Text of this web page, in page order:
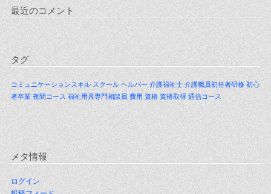
最近のコメント
タグ
コミュニケーションスキル スクール ヘルパー 介護福祉士 介護職員初任者研修 初心
者卒業 夜間コース 福祉用具専門相談員 費用 資格 資格取得 通信コース
メタ情報
ログイン